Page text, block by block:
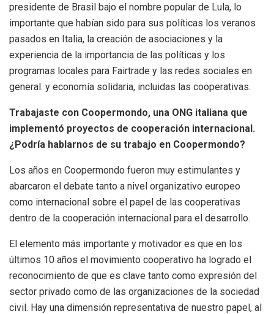
presidente de Brasil bajo el nombre popular de Lula, lo
importante que habían sido para sus políticas los veranos
pasados ​​en Italia, la creación de asociaciones y la
experiencia de la importancia de las políticas y los
programas locales para Fairtrade y las redes sociales en
general. y economía solidaria, incluidas las cooperativas.
Trabajaste con Coopermondo, una ONG italiana que
implementó proyectos de cooperación internacional.
¿Podría hablarnos de su trabajo en Coopermondo?
Los años en Coopermondo fueron muy estimulantes y
abarcaron el debate tanto a nivel organizativo europeo
como internacional sobre el papel de las cooperativas
dentro de la cooperación internacional para el desarrollo.
El elemento más importante y motivador es que en los
últimos 10 años el movimiento cooperativo ha logrado el
reconocimiento de que es clave tanto como expresión del
sector privado como de las organizaciones de la sociedad
civil. Hay una dimensión representativa de nuestro papel, al